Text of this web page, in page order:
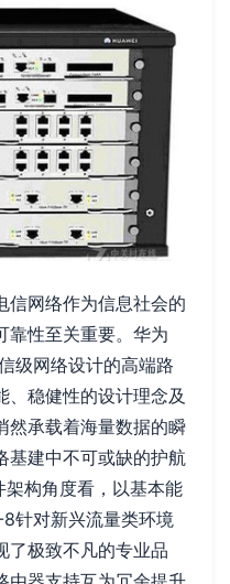
信网络作为信息社会的
靠性至关重要。华为
级网络设计的高端路
、稳健性的设计理念及
然承载着海量数据的瞬
基建中不可或缺的护航
构角度看，以基本能
针对新兴流量类环境
了极致不凡的专业品